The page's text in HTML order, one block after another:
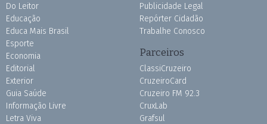
Do Leitor
Educação
Educa Mais Brasil
Esporte
Economia
Editorial
Exterior
Guia Saúde
Informação Livre
Letra Viva
Publicidade Legal
Repórter Cidadão
Trabalhe Conosco
Parceiros
ClassiCruzeiro
CruzeiroCard
Cruzeiro FM 92.3
CruxLab
Grafsul